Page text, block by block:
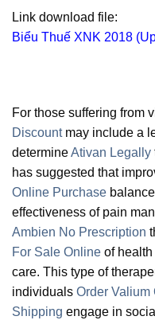
Link download file:
Biểu Thuế XNK 2018
For those suffering from
Discountmay include a
determineAtivan Legally
has suggested that
Online Purchase
effectiveness of pain
Ambien No Prescription
For Sale Online of
care. This type of
individuals Order Valium
Shipping engage in